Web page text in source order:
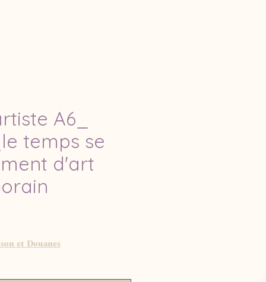
A6_
temps se
d'art
et Douanes